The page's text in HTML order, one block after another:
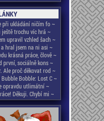
při ukládání ničím fo ~
trochu víc hrá ~
upravil vzhled šach ~
hral jsem na ni asi ~
krásná práce, člově ~
první, sociálně kons ~
Ale proč děkovat rod ~
Bobble: Lost C ~
opravdu utlimátní ~
Děkuji. Chybí mi ~